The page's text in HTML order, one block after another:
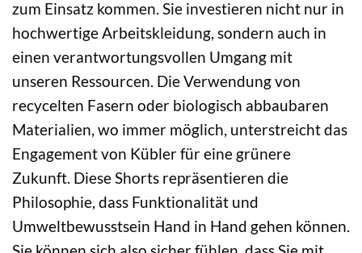
zum Einsatz kommen. Sie investieren nicht nur in
hochwertige Arbeitskleidung, sondern auch in
einen verantwortungsvollen Umgang mit
unseren Ressourcen. Die Verwendung von
recycelten Fasern oder biologisch abbaubaren
Materialien, wo immer möglich, unterstreicht das
Engagement von Kübler für eine grünere
Zukunft. Diese Shorts repräsentieren die
Philosophie, dass Funktionalität und
Umweltbewusstsein Hand in Hand gehen können.